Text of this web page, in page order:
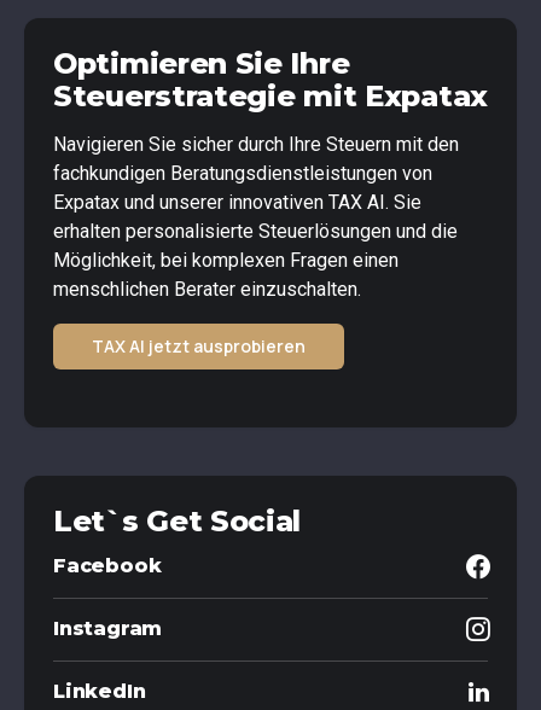
Optimieren Sie Ihre
Steuerstrategie mit Expatax
Navigieren Sie sicher durch Ihre Steuern mit den
fachkundigen Beratungsdienstleistungen von
Expatax und unserer innovativen TAX AI. Sie
erhalten personalisierte Steuerlösungen und die
Möglichkeit, bei komplexen Fragen einen
menschlichen Berater einzuschalten.
TAX AI jetzt ausprobieren
Let`s Get Social
Facebook
Instagram
LinkedIn